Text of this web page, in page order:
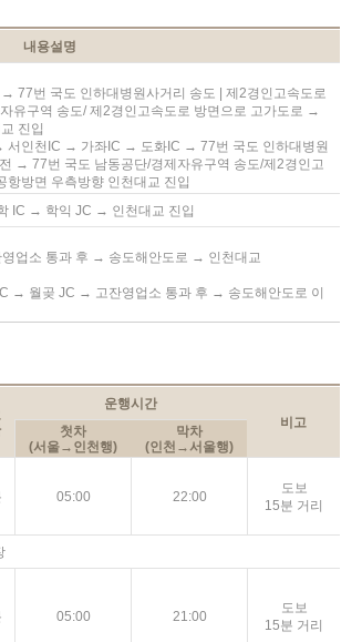
내용설명
번 국도 인하대병원사거리 송도 | 제2경인고속도로
유구역 송도/ 제2경인고속도로 방면으로 고가도로 →
진입
인천IC → 가좌IC → 도화IC → 77번 국도 인하대병원
→ 77번 국도 남동공단/경제자유구역 송도/제2경인고
방면 우측방향 인천대교 진입
IC → 학익 JC → 인천대교 진입
업소 통과 후 → 송도해안도로 → 인천대교
→ 월곶 JC → 고잔영업소 통과 후 → 송도해안도로 이
운행시간
비고
첫차
(서울→인천행)
막차
(인천→서울행)
05:00 22:00
도보
15분 거리
05:00 21:00
도보
15분 거리